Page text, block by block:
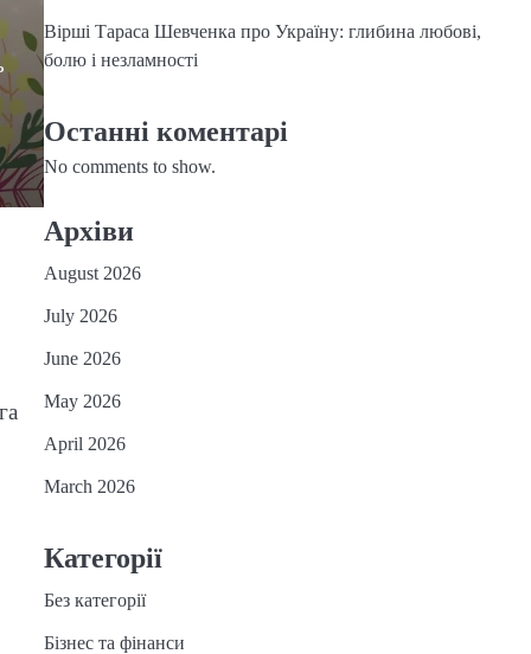
Вірші Тараса Шевченка про Україну: глибина любові,
болю і незламності
Останні коментарі
No comments to show.
Архіви
August 2026
July 2026
June 2026
May 2026
April 2026
March 2026
Категорії
Без категорії
Бізнес та фінанси